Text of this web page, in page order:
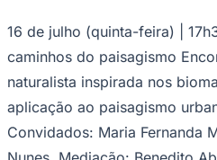
16 de julho (quinta-feira) |
caminhos do paisagismo
naturalista inspirada nos
aplicação ao paisagismo
Convidados: Maria Fernanda